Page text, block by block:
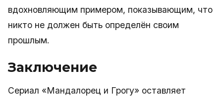
вдохновляющим примером, показывающим, что
никто не должен быть определён своим
прошлым.
Заключение
Сериал «Мандалорец и Грогу» оставляет